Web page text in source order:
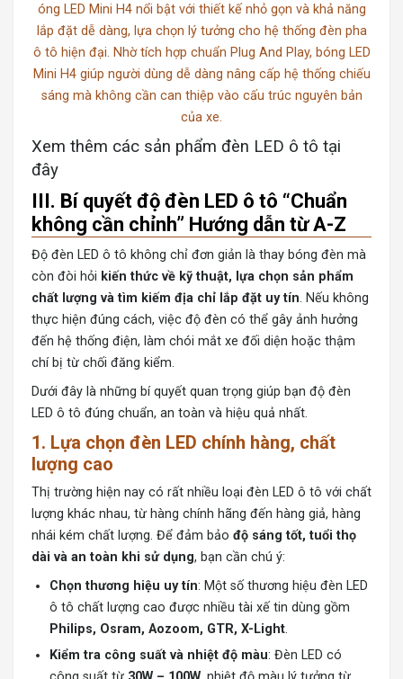
óng LED Mini H4 nổi bật với thiết kế nhỏ gọn và khả năng
lắp đặt dễ dàng, lựa chọn lý tưởng cho hệ thống đèn pha
ô tô hiện đại. Nhờ tích hợp chuẩn Plug And Play, bóng LED
Mini H4 giúp người dùng dễ dàng nâng cấp hệ thống chiếu
sáng mà không cần can thiệp vào cấu trúc nguyên bản
của xe.
Xem thêm các sản phẩm đèn LED ô tô tại
đây
III. Bí quyết độ đèn LED ô tô “Chuẩn
không cần chỉnh” Hướng dẫn từ A-Z
Độ đèn LED ô tô không chỉ đơn giản là thay bóng đèn mà
còn đòi hỏi kiến thức về kỹ thuật, lựa chọn sản phẩm
chất lượng và tìm kiếm địa chỉ lắp đặt uy tín. Nếu không
thực hiện đúng cách, việc độ đèn có thể gây ảnh hưởng
đến hệ thống điện, làm chói mắt xe đối diện hoặc thậm
chí bị từ chối đăng kiểm.
Dưới đây là những bí quyết quan trọng giúp bạn độ đèn
LED ô tô đúng chuẩn, an toàn và hiệu quả nhất.
1. Lựa chọn đèn LED chính hàng, chất
lượng cao
Thị trường hiện nay có rất nhiều loại đèn LED ô tô với chất
lượng khác nhau, từ hàng chính hãng đến hàng giả, hàng
nhái kém chất lượng. Để đảm bảo độ sáng tốt, tuổi thọ
dài và an toàn khi sử dụng, bạn cần chú ý:
Chọn thương hiệu uy tín: Một số thương hiệu đèn LED
ô tô chất lượng cao được nhiều tài xế tin dùng gồm
Philips, Osram, Aozoom, GTR, X-Light.
Kiểm tra công suất và nhiệt độ màu: Đèn LED có